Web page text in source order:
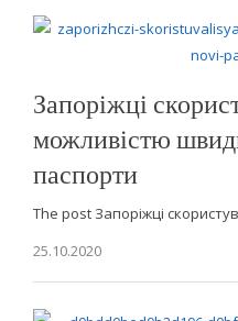
Запоріжці
можливістю
паспорти
The post Запоріжці
25.10.2020